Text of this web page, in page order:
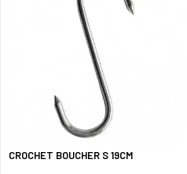
CROCHET BOUCHER S 19CM